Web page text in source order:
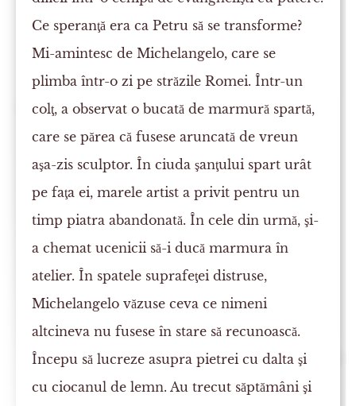
Ce speranţă era ca Petru să se transforme?
Mi-amintesc de Michelangelo, care se
plimba într-o zi pe străzile Romei. Într-un
colţ, a observat o bucată de marmură spartă,
care se părea că fusese aruncată de vreun
aşa-zis sculptor. În ciuda şanţului spart urât
pe faţa ei, marele artist a privit pentru un
timp piatra abandonată. În cele din urmă, şi-
a chemat ucenicii să-i ducă marmura în
atelier. În spatele suprafeţei distruse,
Michelangelo văzuse ceva ce nimeni
altcineva nu fusese în stare să recunoască.
Începu să lucreze asupra pietrei cu dalta şi
cu ciocanul de lemn. Au trecut săptămâni şi